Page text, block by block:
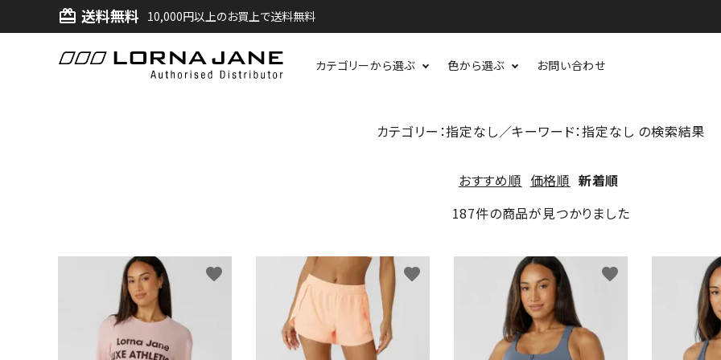
card_giftcard 送料無料 10,000円以上のお買上で送料無料
カテゴリーから選ぶ 色から選ぶ お問い合わせ
カテゴリー：指定なし／キーワード：指定なし の検索結果
おすすめ順 価格順 新着順
187件の商品が見つかりました
favorite favorite favorite